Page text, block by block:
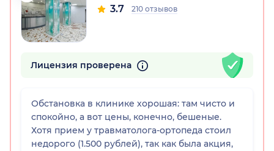
3.7 210 отзывов
Лицензия проверена
Обстановка в клинике хорошая: там чисто и
спокойно, а вот цены, конечно, бешеные.
Хотя прием у травматолога-ортопеда стоил
недорого (1.500 рублей), так как была акция,